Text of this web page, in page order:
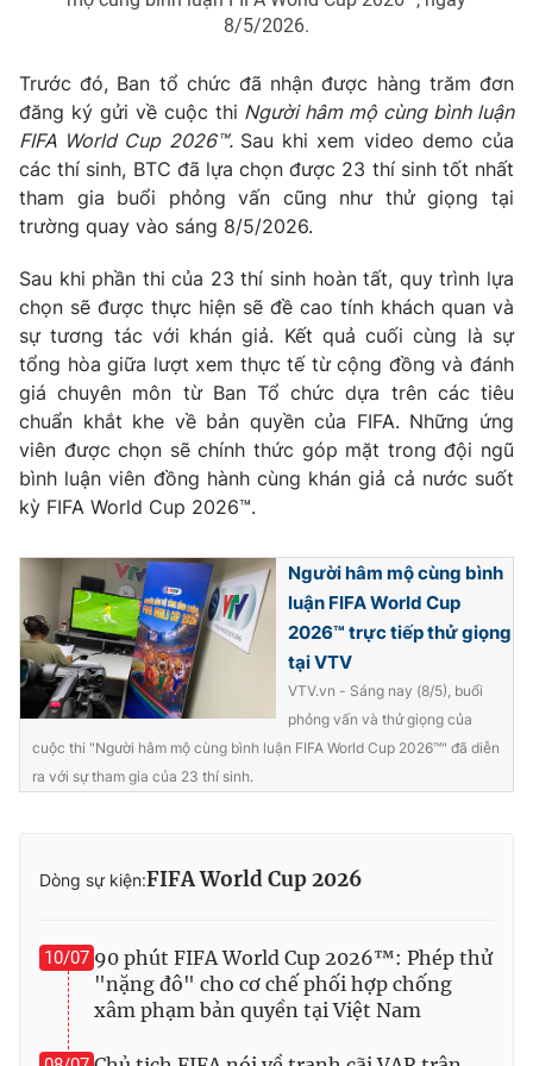
Ðiện thoại Thời báo VTV:024.66 897 897
Liên hệ quảng cáo:024-7300.7108
® Cấm sao chép dưới mọi hình thức nếu không có sự chấp
thuận bằng văn bản. Ghi rõ nguồn VTV.vn khi phát hành lại
thông tin từ website này.
8/5/2026.
Trước đó, Ban tổ chức đã nhận được hàng trăm đơn
đăng ký gửi về cuộc thi Người hâm mộ cùng bình luận
FIFA World Cup 2026™. Sau khi xem video demo của
các thí sinh, BTC đã lựa chọn được 23 thí sinh tốt nhất
tham gia buổi phỏng vấn cũng như thử giọng tại
trường quay vào sáng 8/5/2026.
Sau khi phần thi của 23 thí sinh hoàn tất, quy trình lựa
chọn sẽ được thực hiện sẽ đề cao tính khách quan và
sự tương tác với khán giả. Kết quả cuối cùng là sự
tổng hòa giữa lượt xem thực tế từ cộng đồng và đánh
giá chuyên môn từ Ban Tổ chức dựa trên các tiêu
chuẩn khắt khe về bản quyền của FIFA. Những ứng
viên được chọn sẽ chính thức góp mặt trong đội ngũ
bình luận viên đồng hành cùng khán giả cả nước suốt
kỳ FIFA World Cup 2026™.
Người hâm mộ cùng bình
luận FIFA World Cup
2026™ trực tiếp thử giọng
tại VTV
VTV.vn - Sáng nay (8/5), buổi
phỏng vấn và thử giọng của
cuộc thi "Người hâm mộ cùng bình luận FIFA World Cup 2026™" đã diễn
ra với sự tham gia của 23 thí sinh.
Dòng sự kiện:FIFA World Cup 2026
10/07 90 phút FIFA World Cup 2026™: Phép thử
"nặng đô" cho cơ chế phối hợp chống
xâm phạm bản quyền tại Việt Nam